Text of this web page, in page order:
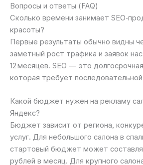
Вопросы и ответы (FAQ)
Сколько времени занимает
красоты?
Первые результаты обычно видны
заметный рост трафика и заявок
12 месяцев. SEO — это
которая требует
Какой бюджет нужен на рекламу
Яндекс?
Бюджет зависит от региона,
услуг. Для небольшого салона в
стартовый бюджет может
рублей в месяц. Для крупного